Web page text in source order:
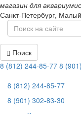
магазин для
Санкт-Петербург,
Поиск
8 (812) 244-85-77 8
8 (812) 244-85-77
8 (901) 302-83-30